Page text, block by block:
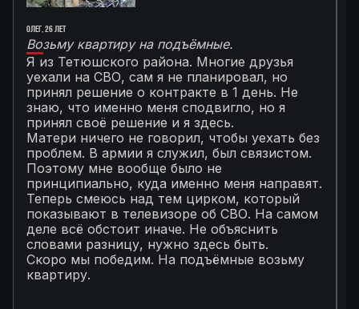
Олег, 26 лет
Возьму квартиру на подъёмные.
Я из Тетюшского района. Многие друзья
уехали на СВО, сам я не планировал, но
принял решение о контракте в 1 день. Не
знаю, что именно меня сподвигло, но я
принял своё решение и я здесь.
Матери ничего не говорил, чтобы уехать без
проблем. В армии я служил, был связистом.
Поэтому мне вообще было не
принципиально, куда именно меня направят.
Теперь смеюсь над тем цирком, который
показывают в телевизоре об СВО. На самом
деле всё обстоит иначе. Не объяснить
словами разницу, нужно здесь быть.
Скоро мы победим. На подъёмные возьму
квартиру.